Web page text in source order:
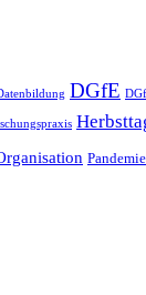
DGfE
Pandemie